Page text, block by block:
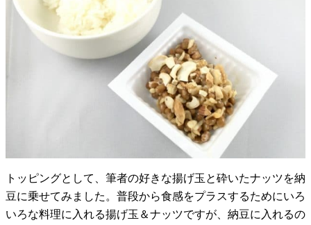
トッピングとして、筆者の好きな揚げ玉と砕いたナッツを納
豆に乗せてみました。普段から食感をプラスするためにいろ
いろな料理に入れる揚げ玉＆ナッツですが、納豆に入れるの